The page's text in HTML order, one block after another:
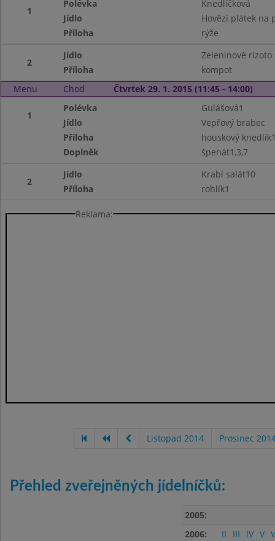
1
Polévka
Knedlíčková
Jídlo
Hovězí plátek na
Příloha
rýže
2
Jídlo
Zeleninové rizoto
Příloha
kompot
Menu
Chod Čtvrtek 29. 1. 2015 (11:45 - 14:00)
1
Polévka
Gulášová1
Jídlo
Vepřový brabec
Příloha
houskový
Doplněk
špenát1,3,7
2
Jídlo
Krabí salát10
Příloha
rohlík1
Reklama:
Listopad 2014 Prosinec
Přehled zveřejněných jídelníčků:
2005:
2006:
II III IV V